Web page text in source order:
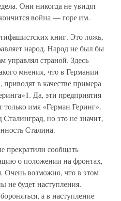
Они никогда не увидят
война — горе им.
книг. Это ложь,
народ. Народ не был бы
управлял страной. Здесь
мнения, что в Германии
в качестве примера
Да, эти предприятия
имя «Герман Геринг».
но это не значит,
Сталина.
прекратили сообщать
о положении на фронтах,
Очень возможно, что в этом
не будет наступления.
а в наступление